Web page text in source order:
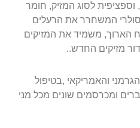
לסוג המזיק, חומר
המשחרר את הרעלים
הארוך, משמיד את המזיקים
מזיקים החדש..
והאמריקאי ,בטיפול
ומכרסמים שונים מכל מני